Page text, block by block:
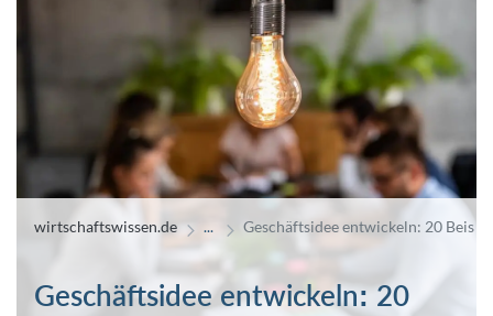
wirtschaftswissen.de Geschäftsidee entwickeln: 20
Geschäftsidee entwickeln: 20